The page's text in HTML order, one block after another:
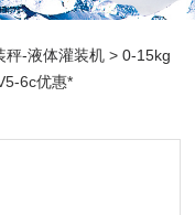
秤-液体灌装机 >0-15kg
6c优惠*